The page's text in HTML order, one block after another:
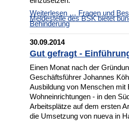
Weiterlesen … Fragen und
Meldestelle des BSK bietet
Behinderung
30.09.2014
Gut gefragt -
Einen Monat nach der
Geschäftsführer Johannes
Ausbildung von Menschen mit
Wohneinrichtungen - in den
Arbeitsplätze auf dem ersten
die Umsetzung von nueva in